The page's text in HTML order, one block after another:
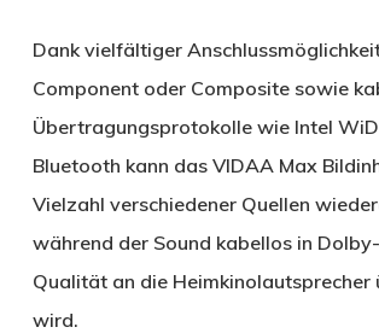
Dank vielfältiger
Component oder Composite sowie
Übertragungsprotokolle wie Intel
Bluetooth kann das VIDAA Max
Vielzahl verschiedener Quellen
während der Sound kabellos in
Qualität an die Heimkinolautsprecher
wird.